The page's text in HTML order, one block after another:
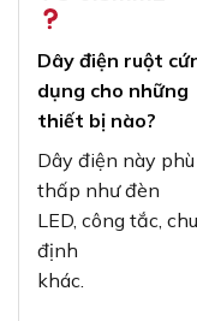
Dây điện ruột
dụng cho những
thiết bị nào?
Dây điện này
thấp như đèn
LED, công tắc,
định
khác.